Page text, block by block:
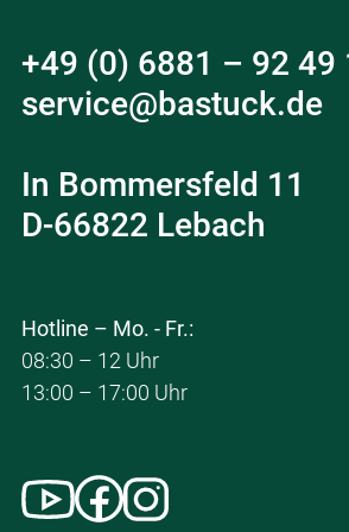
+49 (0) 6881 – 92 49
service@bastuck.de
In Bommersfeld 11
D-66822 Lebach
Hotline – Mo. - Fr.:
08:30 – 12 Uhr
13:00 – 17:00 Uhr